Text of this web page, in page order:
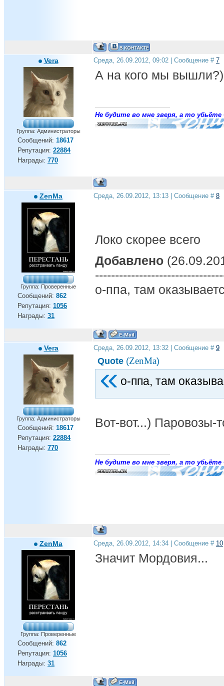
Vera
Группа: Администраторы
Сообщений: 18617
Репутация: 22884
Награды: 770
Среда, 26.09.2012, 09:02 | Сообщение # 7
А на кого мы вышли?)
Не будите во мне зверя, а то убьёте
ZenMa
Группа: Проверенные
Сообщений: 862
Репутация: 1056
Награды: 31
Среда, 26.09.2012, 13:13 | Сообщение # 8
Локо скорее всего
Добавлено
о-ппа, там
Vera
Группа: Администраторы
Сообщений: 18617
Репутация: 22884
Награды: 770
Среда, 26.09.2012, 13:32 | Сообщение # 9
Quote (ZenMa)
о-ппа, там
Вот-вот...) Паровозы-
Не будите во мне зверя, а то убьёте
ZenMa
Группа: Проверенные
Сообщений: 862
Репутация: 1056
Награды: 31
Среда, 26.09.2012, 14:34 | Сообщение # 10
Значит Мордовия...